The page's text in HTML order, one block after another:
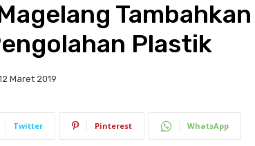
Plastik
Maret 2019
Twitter Pinterest WhatsApp